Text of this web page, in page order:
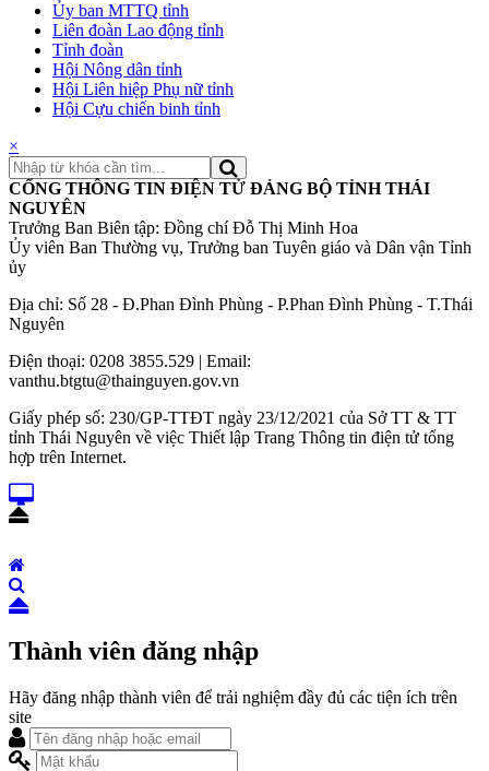
Ủy ban MTTQ tỉnh
Liên đoàn Lao động tỉnh
Tỉnh đoàn
Hội Nông dân tỉnh
Hội Liên hiệp Phụ nữ tỉnh
Hội Cựu chiến binh tỉnh
×
CỔNG THÔNG TIN ĐIỆN TỬ ĐẢNG BỘ TỈNH THÁI
NGUYÊN
Trưởng Ban Biên tập: Đồng chí Đỗ Thị Minh Hoa
Ủy viên Ban Thường vụ, Trưởng ban Tuyên giáo và Dân vận Tỉnh
ủy
Địa chỉ: Số 28 - Đ.Phan Đình Phùng - P.Phan Đình Phùng - T.Thái
Nguyên
Điện thoại: 0208 3855.529 | Email:
vanthu.btgtu@thainguyen.gov.vn
Giấy phép số: 230/GP-TTĐT ngày 23/12/2021 của Sở TT & TT
tỉnh Thái Nguyên về việc Thiết lập Trang Thông tin điện tử tổng
hợp trên Internet.
Thành viên đăng nhập
Hãy đăng nhập thành viên để trải nghiệm đầy đủ các tiện ích trên
site